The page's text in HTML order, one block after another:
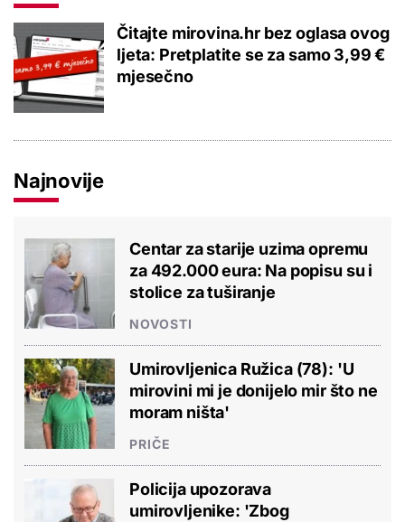
Čitajte mirovina.hr bez oglasa ovog
ljeta: Pretplatite se za samo 3,99 €
mjesečno
Najnovije
Centar za starije uzima opremu
za 492.000 eura: Na popisu su i
stolice za tuširanje
NOVOSTI
Umirovljenica Ružica (78): 'U
mirovini mi je donijelo mir što ne
moram ništa'
PRIČE
Policija upozorava
umirovljenike: 'Zbog